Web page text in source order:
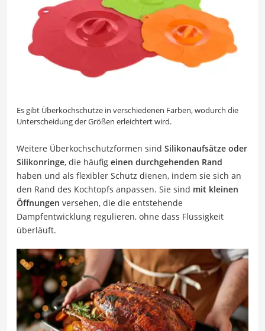
Es gibt Überkochschutze in verschiedenen Farben, wodurch die
Unterscheidung der Größen erleichtert wird.
Weitere Überkochschutzformen sind Silikonaufsätze oder
Silikonringe, die häufig einen durchgehenden Rand
haben und als flexibler Schutz dienen, indem sie sich an
den Rand des Kochtopfs anpassen. Sie sind mit kleinen
Öffnungen versehen, die die entstehende
Dampfentwicklung regulieren, ohne dass Flüssigkeit
überläuft.